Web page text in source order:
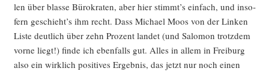
len über blas­se Büro­kra­ten, aber hier stimmt’s ein­fach, und inso­
fern geschieht’s ihm recht. Dass Micha­el Moos von der Lin­ken
Lis­te deut­lich über zehn Pro­zent lan­det (und Salo­mon trotz­dem
vor­ne liegt!) fin­de ich eben­falls gut. Alles in allem in Frei­burg
also ein wirk­lich posi­ti­ves Ergeb­nis, das jetzt nur noch einen